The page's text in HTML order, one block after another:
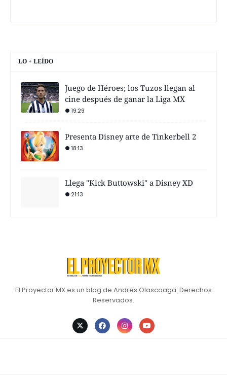
LO + LEÍDO
Juego de Héroes; los Tuzos llegan al
cine después de ganar la Liga MX
19:29
Presenta Disney arte de Tinkerbell 2
18:13
Llega "Kick Buttowski" a Disney XD
21:13
El Proyector MX es un blog de Andrés Olascoaga. Derechos
Reservados.